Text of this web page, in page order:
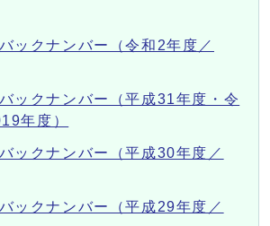
ックナンバー（令和2年度／
ックナンバー（平成31年度・令
年度）
ックナンバー（平成30年度／
ックナンバー（平成29年度／